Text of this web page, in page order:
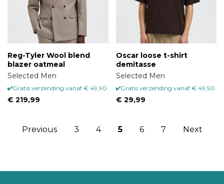
Reg-Tyler Wool blend
blazer oatmeal
Selected Men
Gratis verzending vanaf € 49,90
€ 219,99
Oscar loose t-shirt
demitasse
Selected Men
Gratis verzending vanaf € 49,90
€ 29,99
Previous 3 4 5 6 7 Next